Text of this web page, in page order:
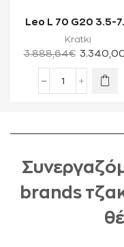
Leo L 70 G20 3.5-
kW Ενεργειακό
Φυσικού Α...
Kratki
3.888,64€
brands